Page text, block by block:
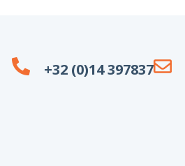
+32 (0)14 397837